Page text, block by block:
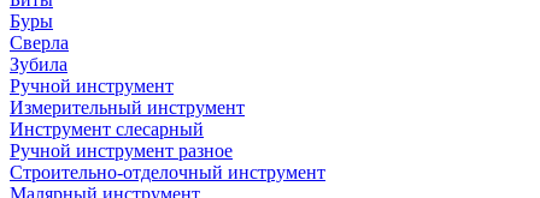
Буры
Сверла
Зубила
Ручной инструмент
Измерительный инструмент
Инструмент слесарный
Ручной инструмент разное
Строительно-отделочный инструмент
Малярный инструмент